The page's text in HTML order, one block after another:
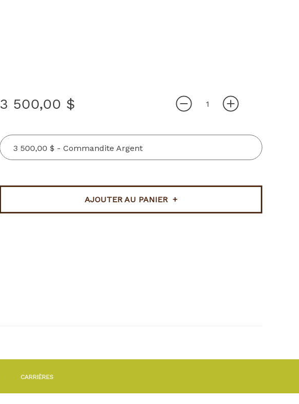
3 500,00 $
3 500,00 $ - Commandite Argent
AJOUTER AU PANIER
CARRIÈRES